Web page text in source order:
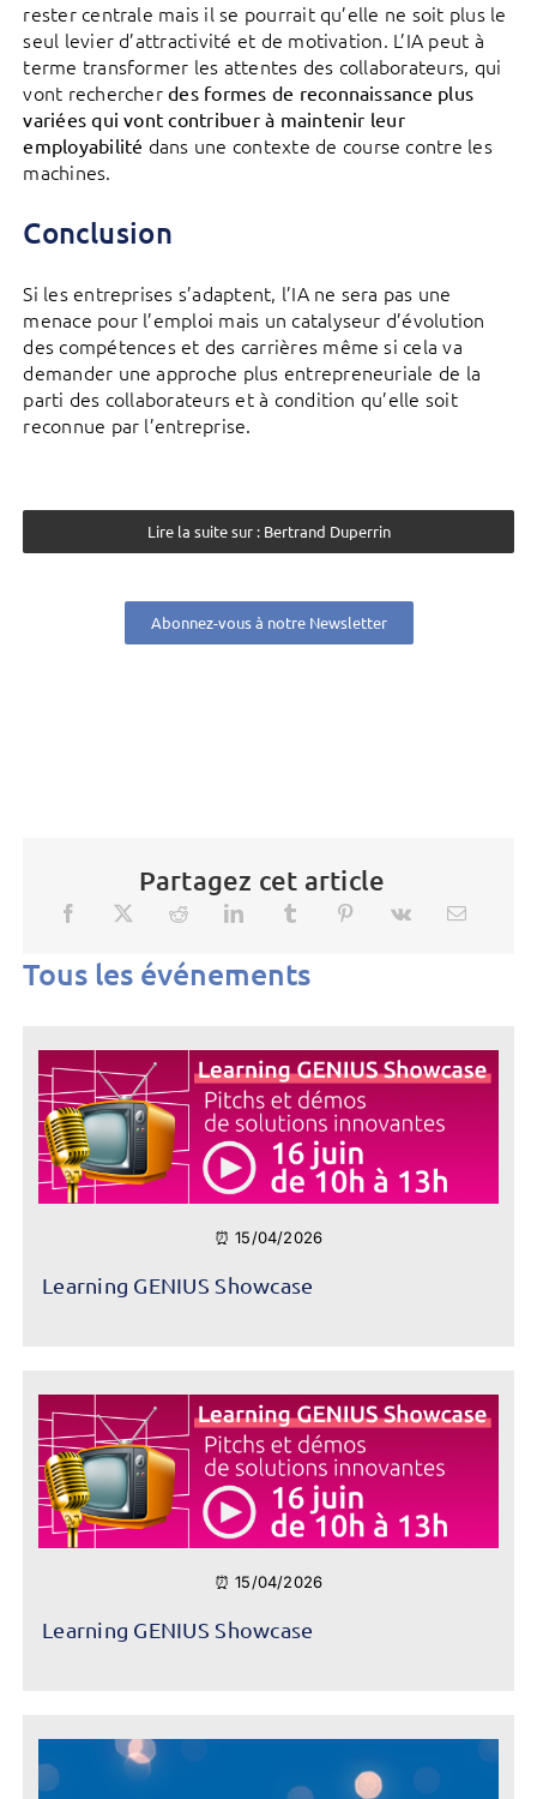
rester centrale mais il se pourrait qu’elle ne soit plus le
seul levier d’attractivité et de motivation. L’IA peut à
terme transformer les attentes des collaborateurs, qui
vont rechercherdes formes de reconnaissance plus
variées qui vont contribuer à maintenir leur
employabilité dans une contexte de course contre les
machines.
Conclusion
Si les entreprises s’adaptent, l’IA ne sera pas une
menace pour l’emploi mais un catalyseur d’évolution
des compétences et des carrières même si cela va
demander une approche plus entrepreneuriale de la
parti des collaborateurs et à condition qu’elle soit
reconnue par l’entreprise.
Lire la suite sur : Bertrand Duperrin
Abonnez-vous à notre Newsletter
Partagez cet article
Tous les événements
⏰ 15/04/2026
Learning GENIUS Showcase
⏰ 15/04/2026
Learning GENIUS Showcase